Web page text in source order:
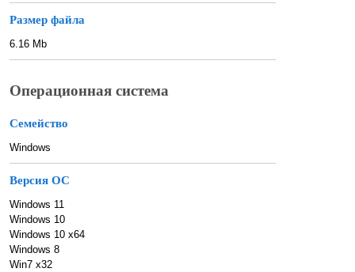
Размер файла
6.16 Mb
Операционная система
Семейство
Windows
Версия ОС
Windows 11
Windows 10
Windows 10 x64
Windows 8
Win7 x32